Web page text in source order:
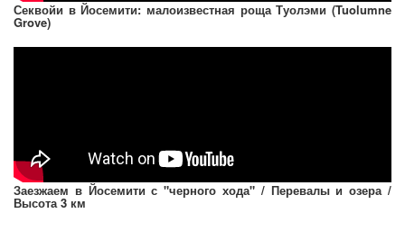
Секвойи в Йосемити: малоизвестная роща Туолэми (Tuolumne
Grove)
Заезжаем в Йосемити с "черного хода" / Перевалы и озера /
Высота 3 км